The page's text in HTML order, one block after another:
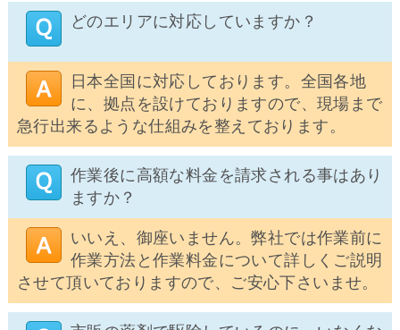
どのエリアに対応していますか？
日本全国に対応しております。全国各地
に、拠点を設けておりますので、現場まで
急行出来るような仕組みを整えております。
作業後に高額な料金を請求される事はあり
ますか？
いいえ、御座いません。弊社では作業前に
作業方法と作業料金について詳しくご説明
させて頂いておりますので、ご安心下さいませ。